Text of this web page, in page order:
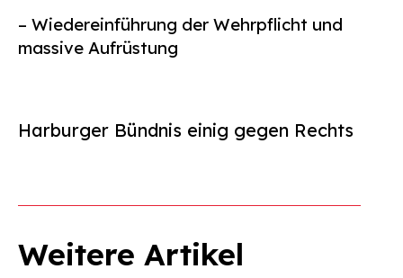
– Wiedereinführung der Wehrpflicht und
massive Aufrüstung
Harburger Bündnis einig gegen Rechts
Weitere Artikel